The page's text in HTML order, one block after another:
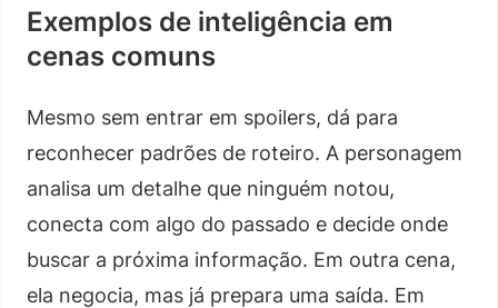
Exemplos de inteligência em
cenas comuns
Mesmo sem entrar em spoilers, dá para
reconhecer padrões de roteiro. A personagem
analisa um detalhe que ninguém notou,
conecta com algo do passado e decide onde
buscar a próxima informação. Em outra cena,
ela negocia, mas já prepara uma saída. Em